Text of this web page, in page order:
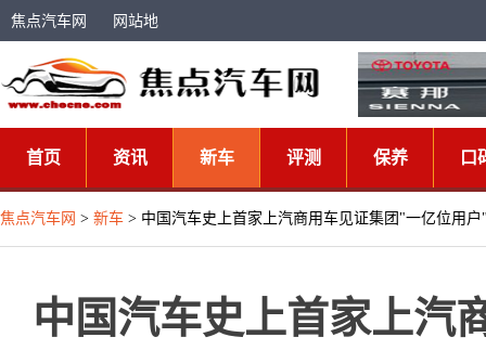
焦点汽车网 网站地
首页 资讯 新车 评测 保养 口
焦点汽车网 > 新车 > 中国汽车史上首家上汽商用车见证集团"一亿位用
中国汽车史上首家上汽